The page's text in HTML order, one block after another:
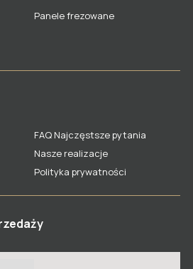
naświetla
Panele frezowane
FAQ Najczęstsze pytania
Nasze realizacje
Polityka prywatności